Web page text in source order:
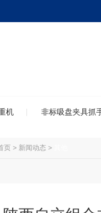
机 非标吸盘夹具抓
页 > 新闻动态 >